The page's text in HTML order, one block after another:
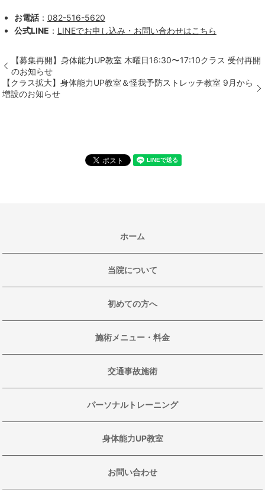
お電話： 082-516-5620
公式LINE ： LINEでお申し込み・お問い合わせはこちら
【募集再開】身体能力UP教室 木曜日16:30〜17:10クラス 受付再開
のお知らせ
【クラス拡大】身体能力UP教室＆怪我予防ストレッチ教室 9月から
増設のお知らせ
ホーム
当院について
初めての方へ
施術メニュー・料金
交通事故施術
パーソナルトレーニング
身体能力UP教室
お問い合わせ